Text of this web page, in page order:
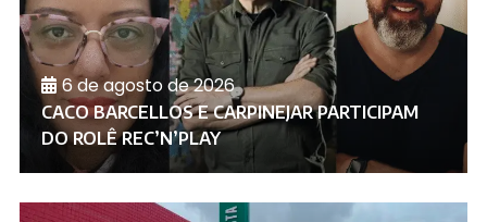
6 de agosto de 2026
CACO BARCELLOS E CARPINEJAR PARTICIPAM
DO ROLÊ REC’N’PLAY